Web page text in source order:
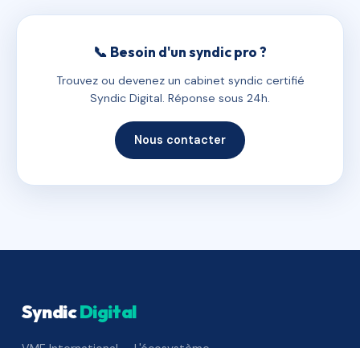
📞 Besoin d'un syndic pro ?
Trouvez ou devenez un cabinet syndic certifié
Syndic Digital. Réponse sous 24h.
Nous contacter
SyndicDigital